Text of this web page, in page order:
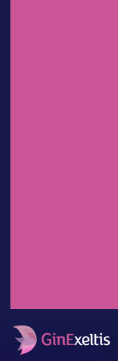
Mioinositol:
el